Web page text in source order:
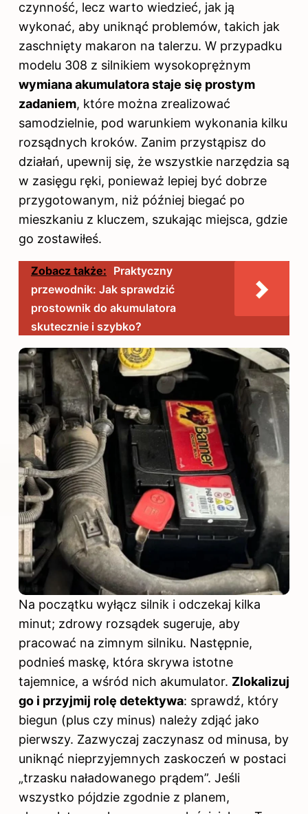
czynność, lecz warto wiedzieć, jak ją
wykonać, aby uniknąć problemów, takich jak
zaschnięty makaron na talerzu. W przypadku
modelu 308 z silnikiem wysokoprężnym
wymiana akumulatora staje się prostym
zadaniem, które można zrealizować
samodzielnie, pod warunkiem wykonania kilku
rozsądnych kroków. Zanim przystąpisz do
działań, upewnij się, że wszystkie narzędzia są
w zasięgu ręki, ponieważ lepiej być dobrze
przygotowanym, niż później biegać po
mieszkaniu z kluczem, szukając miejsca, gdzie
go zostawiłeś.
Zobacz także: Praktyczny
przewodnik: Jak sprawdzić
prostownik do akumulatora
skutecznie i szybko?
Na początku wyłącz silnik i odczekaj kilka
minut; zdrowy rozsądek sugeruje, aby
pracować na zimnym silniku. Następnie,
podnieś maskę, która skrywa istotne
tajemnice, a wśród nich akumulator. Zlokalizuj
go i przyjmij rolę detektywa: sprawdź, który
biegun (plus czy minus) należy zdjąć jako
pierwszy. Zazwyczaj zaczynasz od minusa, by
uniknąć nieprzyjemnych zaskoczeń w postaci
„trzasku naładowanego prądem”. Jeśli
wszystko pójdzie zgodnie z planem,